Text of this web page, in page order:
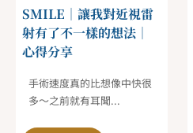
SMILE｜讓我對近視雷
射有了不一樣的想法｜
心得分享
手術速度真的比想像中快很
多～之前就有耳聞...